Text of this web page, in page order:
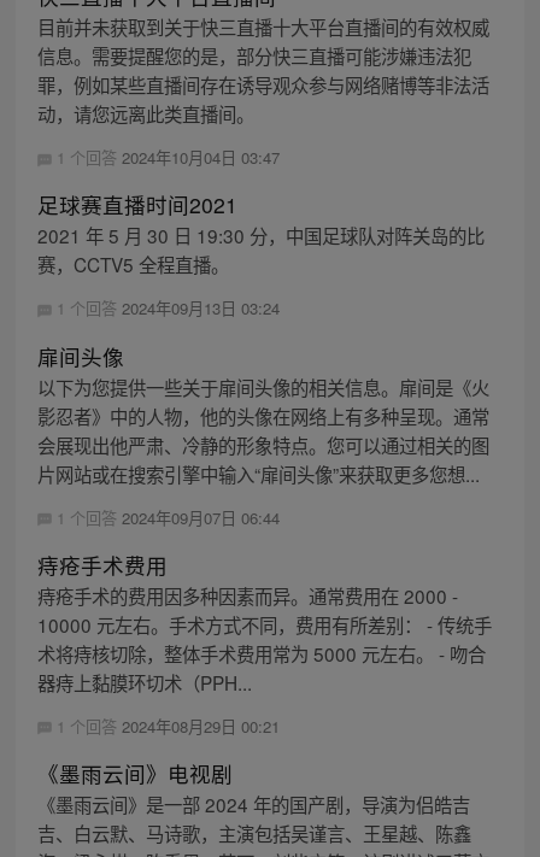
目前并未获取到关于快三直播十大平台直播间的有效权威
信息。需要提醒您的是，部分快三直播可能涉嫌违法犯
罪，例如某些直播间存在诱导观众参与网络赌博等非法活
动，请您远离此类直播间。
1 个回答 2024年10月04日 03:47
足球赛直播时间2021
2021 年 5 月 30 日 19:30 分，中国足球队对阵关岛的比
赛，CCTV5 全程直播。
1 个回答 2024年09月13日 03:24
扉间头像
以下为您提供一些关于扉间头像的相关信息。扉间是《火
影忍者》中的人物，他的头像在网络上有多种呈现。通常
会展现出他严肃、冷静的形象特点。您可以通过相关的图
片网站或在搜索引擎中输入“扉间头像”来获取更多您想...
1 个回答 2024年09月07日 06:44
痔疮手术费用
痔疮手术的费用因多种因素而异。通常费用在 2000 -
10000 元左右。手术方式不同，费用有所差别： - 传统手
术将痔核切除，整体手术费用常为 5000 元左右。 - 吻合
器痔上黏膜环切术（PPH...
1 个回答 2024年08月29日 00:21
《墨雨云间》电视剧
《墨雨云间》是一部 2024 年的国产剧，导演为侣皓吉
吉、白云默、马诗歌，主演包括吴谨言、王星越、陈鑫